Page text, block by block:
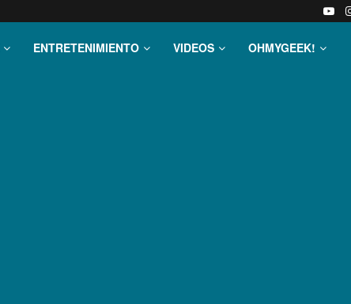
ENTRETENIMIENTO VIDEOS OHMYGEEK!